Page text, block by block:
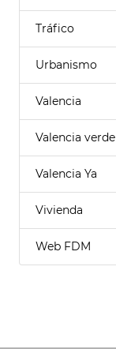
Tráfico
Urbanismo
Valencia
Valencia verde
Valencia Ya
Vivienda
Web FDM